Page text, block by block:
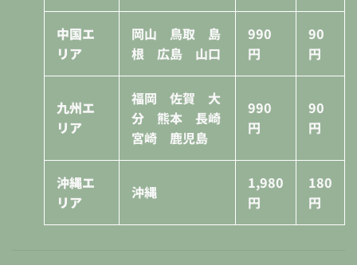
中国エ
リア
岡山 鳥取 島
根 広島 山口
990
円
90
円
九州エ
リア
福岡 佐賀 大
分 熊本 長崎
宮崎 鹿児島
990
円
90
円
沖縄エ
リア
沖縄
1,980
円
180
円